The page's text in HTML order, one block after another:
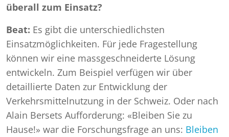
überall zum Einsatz?
Beat: Es gibt die unterschiedlichsten
Einsatzmöglichkeiten. Für jede Fragestellung
können wir eine massgeschneiderte Lösung
entwickeln. Zum Beispiel verfügen wir über
detaillierte Daten zur Entwicklung der
Verkehrsmittelnutzung in der Schweiz. Oder nach
Alain Bersets Aufforderung: «Bleiben Sie zu
Hause!» war die Forschungsfrage an uns: Bleiben